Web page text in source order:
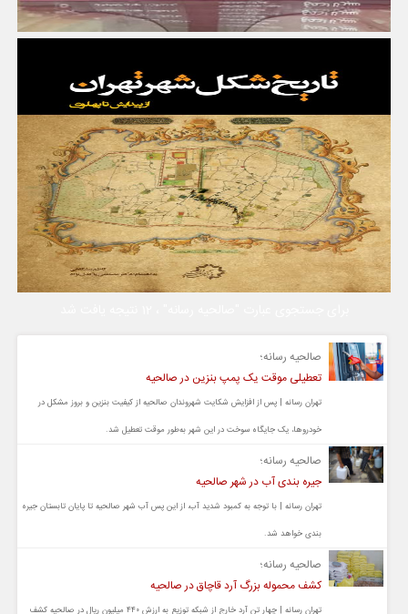
صالحیه رسانه؛
تعطیلی موقت یک پمپ بنزین در صالحیه
تهران رسانه | پس از افزایش شکایت شهروندان صالحیه از کیفیت بنزین و بروز مشکل در
خودروها، یک جایگاه سوخت در این شهر به‌طور موقت تعطیل شد.
صالحیه رسانه؛
جیره بندی آب در شهر صالحیه
تهران رسانه | با توجه به کمبود شدید آب، از این پس آب شهر صالحیه تا پایان تابستان جیره
بندی خواهد شد.
صالحیه رسانه؛
کشف محموله بزرگ آرد قاچاق در صالحیه
تهران رسانه | چهار تن آرد خارج از شبکه توزیع به ارزش ۴۴۰ میلیون ریال در صالحیه کشف